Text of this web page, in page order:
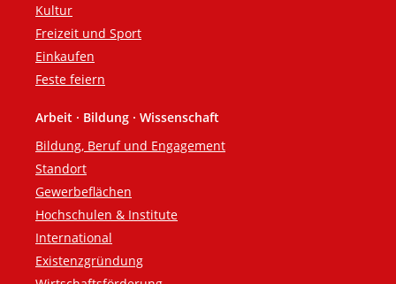
Kultur
Freizeit und Sport
Einkaufen
Feste feiern
Arbeit · Bildung · Wissenschaft
Bildung, Beruf und Engagement
Standort
Gewerbeflächen
Hochschulen & Institute
International
Existenzgründung